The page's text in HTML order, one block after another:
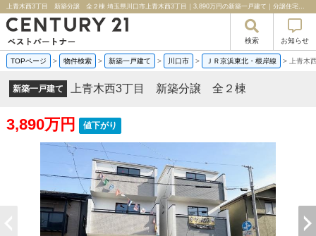
上青木西3丁目 新築分譲 全２棟 埼玉県川口市上青木西3丁目｜3,890万円の新築一戸建て｜分譲住宅や新築物件｜センチュリー２１ベストパートナー
検索 お知らせ
TOPページ > 物件検索 > 新築一戸建て > 川口市 > ＪＲ京浜東北・根岸線 > 上青
新築一戸建て 上青木西3丁目 新築分譲 全２棟
3,890万円 値下がり